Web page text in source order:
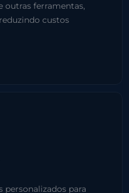
outras ferramentas,
custos
para